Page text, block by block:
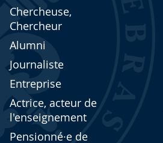
Chercheuse,
Chercheur
Alumni
Journaliste
Entreprise
Actrice, acteur de
l'enseignement
Pensionné·e de